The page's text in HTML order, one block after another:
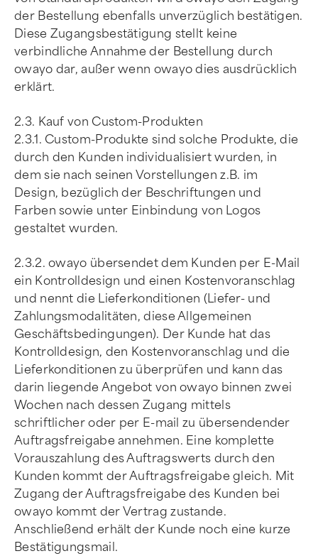
der Bestellung ebenfalls unverzüglich bestätigen.
Diese Zugangsbestätigung stellt keine
verbindliche Annahme der Bestellung durch
owayo dar, außer wenn owayo dies ausdrücklich
erklärt.
2.3. Kauf von Custom-Produkten
2.3.1. Custom-Produkte sind solche Produkte, die
durch den Kunden individualisiert wurden, in
dem sie nach seinen Vorstellungen z.B. im
Design, bezüglich der Beschriftungen und
Farben sowie unter Einbindung von Logos
gestaltet wurden.
2.3.2. owayo übersendet dem Kunden per E-Mail
ein Kontrolldesign und einen Kostenvoranschlag
und nennt die Lieferkonditionen (Liefer- und
Zahlungsmodalitäten, diese Allgemeinen
Geschäftsbedingungen). Der Kunde hat das
Kontrolldesign, den Kostenvoranschlag und die
Lieferkonditionen zu überprüfen und kann das
darin liegende Angebot von owayo binnen zwei
Wochen nach dessen Zugang mittels
schriftlicher oder per E-mail zu übersendender
Auftragsfreigabe annehmen. Eine komplette
Vorauszahlung des Auftragswerts durch den
Kunden kommt der Auftragsfreigabe gleich. Mit
Zugang der Auftragsfreigabe des Kunden bei
owayo kommt der Vertrag zustande.
Anschließend erhält der Kunde noch eine kurze
Bestätigungsmail.